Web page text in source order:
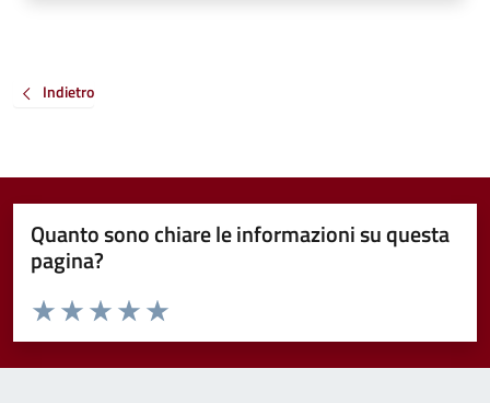
Indietro
Quanto sono chiare le informazioni su questa
pagina?
Valuta da 1 a 5 stelle la pagina
Valuta 5 stelle su 5
Valuta 4 stelle su 5
Valuta 3 stelle su 5
Valuta 2 stelle su 5
Valuta 1 stelle su 5